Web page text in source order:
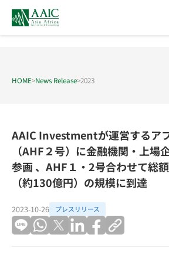
HOME>News Release>2023
AAIC Investmentが運営するア
（AHF２号）に金融機関・上場
参画 、AHF１・2号合わせて総
（約130億円）の規模に到達
2023-10-26 プレスリリース